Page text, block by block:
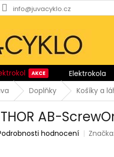
info@juvacyklo.cz
Elektrokola
Doplňky Košíky a
AB-
hodnocení